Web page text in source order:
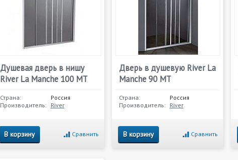
Душевая дверь в нишу
River La Manche 100 МТ
Страна:
Россия
Производитель: River
В корзину Сравнить
Дверь в душевую River La
Manche 90 МТ
Страна:
Россия
Производитель: River
В корзину Сравнить